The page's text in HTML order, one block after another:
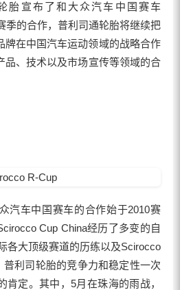
宣布了和大众汽车中国赛车
季的合作，普利司通轮胎将继续把
牌在中国汽车运动领域的战略合作
品、技术以及市场宣传等领域的合
车中国赛车的合作始于2010赛
Cup China经历了多变的自
各大顶级赛道的历练以及Scirocco
利司轮胎的竞争力和稳定性一次
肯定。其中，5月在珠海的雨战，